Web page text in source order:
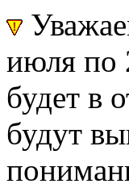
июля по
будет в
будут